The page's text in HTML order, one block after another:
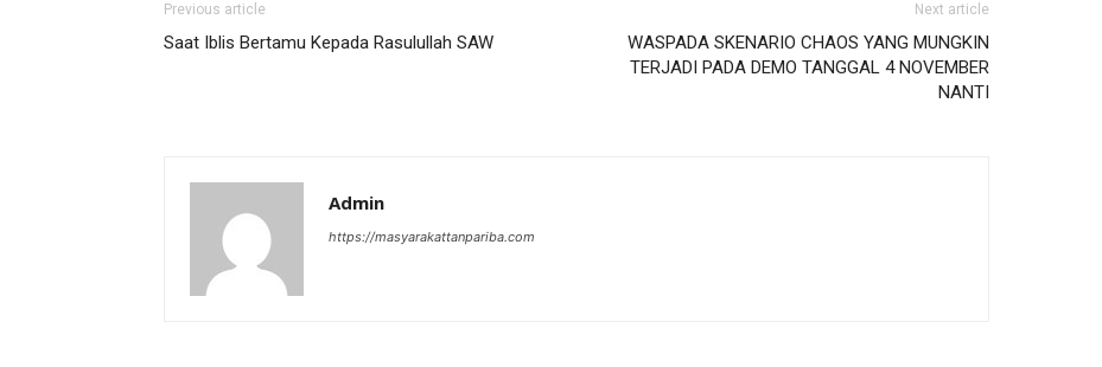
Previous article
Saat Iblis Bertamu Kepada Rasulullah SAW
Next article
WASPADA SKENARIO CHAOS YANG MUNGKIN
TERJADI PADA DEMO TANGGAL 4 NOVEMBER
NANTI
Admin
https://masyarakattanpariba.com